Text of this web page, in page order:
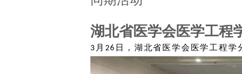
湖北省医学会医学工程
3 月 26 日，湖北省医学会医学工程